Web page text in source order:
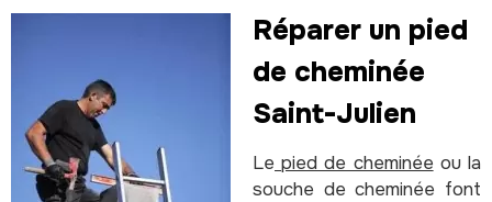
Réparer un pied
de cheminée
Saint-Julien
Le pied de cheminée ou la
souche de cheminée font